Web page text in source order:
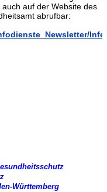
auf der Website des
abrufbar:
Württemberg